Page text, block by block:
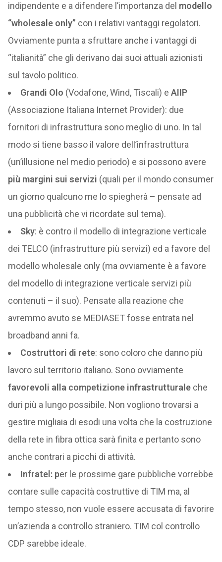
indipendente e a difendere l’importanza del modello
“wholesale only” con i relativi vantaggi regolatori.
Ovviamente punta a sfruttare anche i vantaggi di
“italianità” che gli derivano dai suoi attuali azionisti
sul tavolo politico.
Grandi Olo (Vodafone, Wind, Tiscali) e AIIP
(Associazione Italiana Internet Provider): due
fornitori di infrastruttura sono meglio di uno. In tal
modo si tiene basso il valore dell’infrastruttura
(un’illusione nel medio periodo) e si possono avere
più margini sui servizi (quali per il mondo consumer
un giorno qualcuno me lo spiegherà – pensate ad
una pubblicità che vi ricordate sul tema).
Sky: è contro il modello di integrazione verticale
dei TELCO (infrastrutture più servizi) ed a favore del
modello wholesale only (ma ovviamente è a favore
del modello di integrazione verticale servizi più
contenuti – il suo). Pensate alla reazione che
avremmo avuto se MEDIASET fosse entrata nel
broadband anni fa.
Costruttori di rete: sono coloro che danno più
lavoro sul territorio italiano. Sono ovviamente
favorevoli alla competizione infrastrutturaleche
duri più a lungo possibile. Non vogliono trovarsi a
gestire migliaia di esodi una volta che la costruzione
della rete in fibra ottica sarà finita e pertanto sono
anche contrari a picchi di attività.
Infratel: per le prossime gare pubbliche vorrebbe
contare sulle capacità costruttive di TIM ma, al
tempo stesso, non vuole essere accusata di favorire
un’azienda a controllo straniero. TIM col controllo
CDP sarebbe ideale.